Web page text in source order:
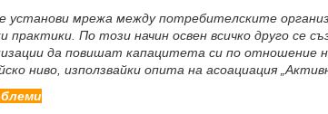
установи мрежа между потребителските
практики. По този начин освен всичко друго се
да повишат капацитета си по отношение
ниво, използвайки опита на асоациация